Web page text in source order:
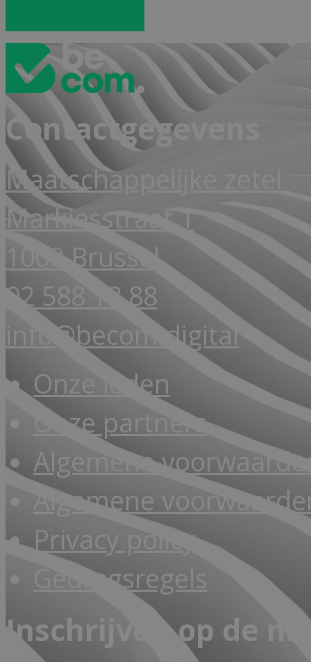
Contactgegevens
Maatschappelijke zetel
Markiesstraat 1
1000 Brussel
02 588 18 88
info@becom.digital
Onze leden
Onze partners
Algemene
Algemene
Privacy policy
Gedragsregels
Inschrijven op de